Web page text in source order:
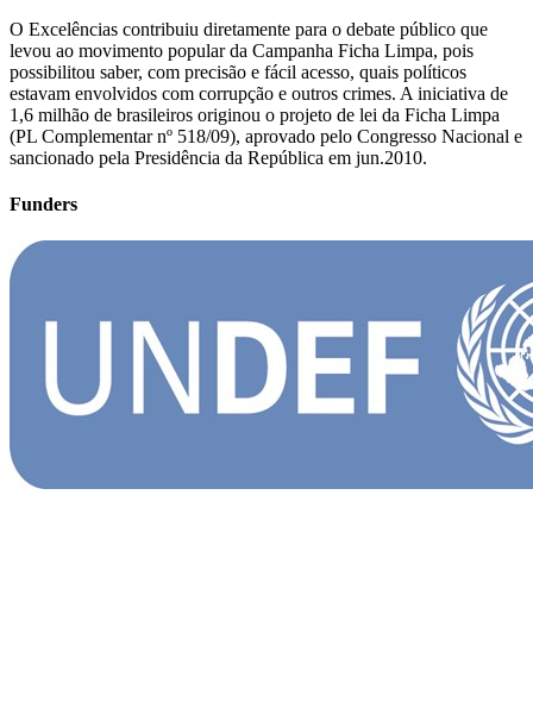
O Excelências contribuiu diretamente para o debate público que
levou ao movimento popular da Campanha Ficha Limpa, pois
possibilitou saber, com precisão e fácil acesso, quais políticos
estavam envolvidos com corrupção e outros crimes. A iniciativa de
1,6 milhão de brasileiros originou o projeto de lei da Ficha Limpa
(PL Complementar nº 518/09), aprovado pelo Congresso Nacional e
sancionado pela Presidência da República em jun.2010.
Funders